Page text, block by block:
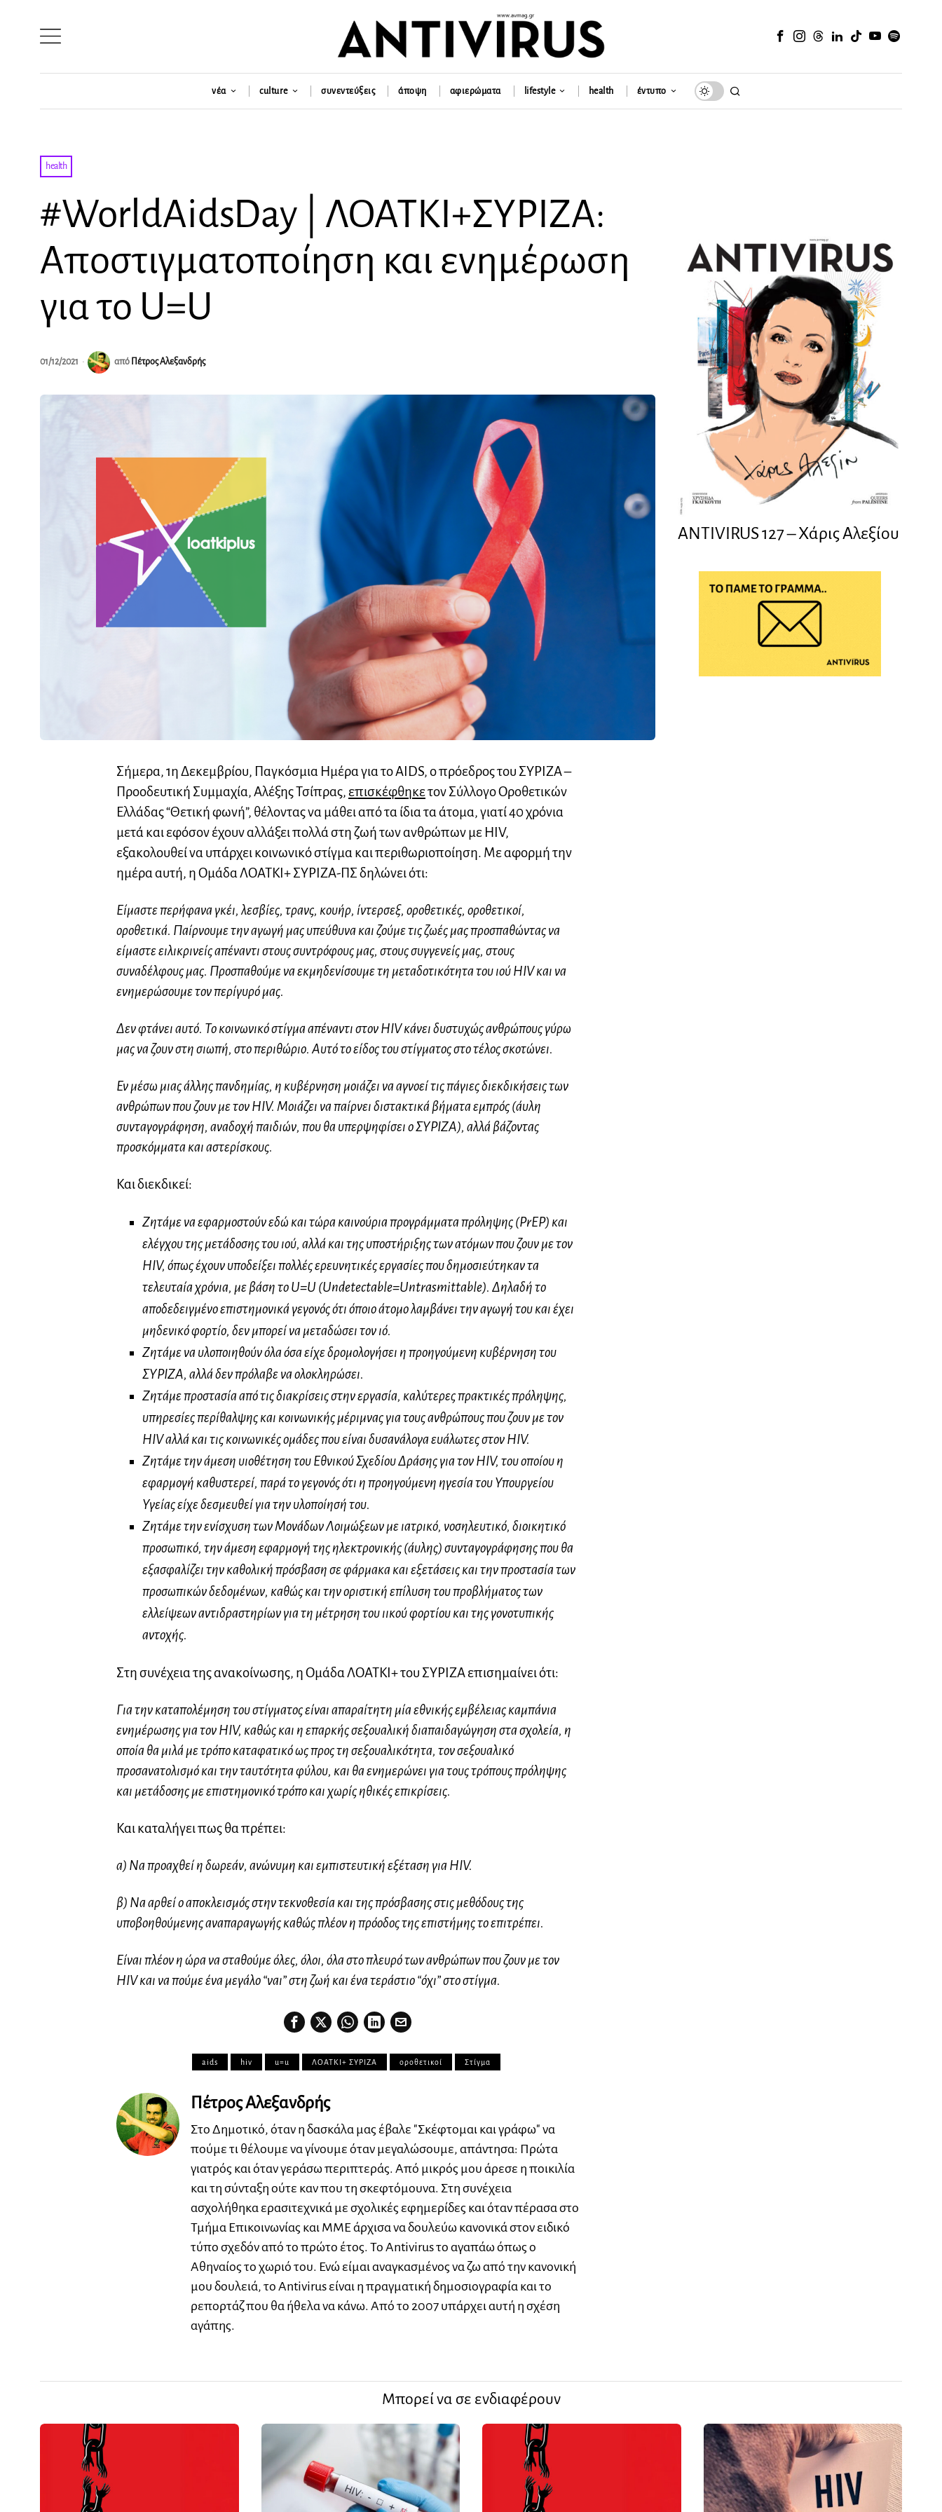
νέα culture συνεντεύξεις άποψη αφιερώματα lifestyle health έντυπο
health
#WorldAidsDay | ΛΟΑΤΚΙ+ΣΥΡΙΖΑ:
Αποστιγματοποίηση και ενημέρωση
για το U=U
01/12/2021 από Πέτρος Αλεξανδρής
Σήμερα, 1η Δεκεμβρίου, Παγκόσμια Ημέρα για το AIDS, ο πρόεδρος του ΣΥΡΙΖΑ –
Προοδευτική Συμμαχία, Αλέξης Τσίπρας, επισκέφθηκετον Σύλλογο Οροθετικών
Ελλάδας “Θετική φωνή”, θέλοντας να μάθει από τα ίδια τα άτομα, γιατί 40 χρόνια
μετά και εφόσον έχουν αλλάξει πολλά στη ζωή των ανθρώπων με HIV,
εξακολουθεί να υπάρχει κοινωνικό στίγμα και περιθωριοποίηση. Με αφορμή την
ημέρα αυτή, ηΟμάδα ΛΟΑΤΚΙ+ ΣΥΡΙΖΑ-ΠΣ δηλώνει ότι:
Είμαστε περήφανα γκέι, λεσβίες, τρανς, κουήρ, ίντερσεξ, οροθετικές, οροθετικοί,
οροθετικά. Παίρνουμε την αγωγή μας υπεύθυνα και ζούμε τις ζωές μας προσπαθώντας να
είμαστε ειλικρινείς απέναντι στους συντρόφους μας, στους συγγενείς μας, στους
συναδέλφους μας. Προσπαθούμε να εκμηδενίσουμε τη μεταδοτικότητα του ιού HIV και να
ενημερώσουμε τον περίγυρό μας.
Δεν φτάνει αυτό. Το κοινωνικό στίγμα απέναντι στον HIV κάνει δυστυχώς ανθρώπους γύρω
μας να ζουν στη σιωπή, στο περιθώριο. Αυτό το είδος του στίγματος στο τέλος σκοτώνει.
Εν μέσω μιας άλλης πανδημίας, η κυβέρνηση μοιάζει να αγνοεί τις πάγιες διεκδικήσεις των
ανθρώπων που ζουν με τον HIV. Μοιάζει να παίρνει διστακτικά βήματα εμπρός (άυλη
συνταγογράφηση, αναδοχή παιδιών, που θα υπερψηφίσει ο ΣΥΡΙΖΑ), αλλά βάζοντας
προσκόμματα και αστερίσκους.
Και διεκδικεί:
Ζητάμε να εφαρμοστούν εδώ και τώρα καινούρια προγράμματα πρόληψης (PrEP) και
ελέγχου της μετάδοσης του ιού, αλλά και της υποστήριξης των ατόμων που ζουν με τον
HIV, όπως έχουν υποδείξει πολλές ερευνητικές εργασίες που δημοσιεύτηκαν τα
τελευταία χρόνια, με βάση το U=U (Undetectable=Untrasmittable). Δηλαδή το
αποδεδειγμένο επιστημονικά γεγονός ότι όποιο άτομο λαμβάνει την αγωγή του και έχει
μηδενικό φορτίο, δεν μπορεί να μεταδώσει τον ιό.
Ζητάμε να υλοποιηθούν όλα όσα είχε δρομολογήσει η προηγούμενη κυβέρνηση του
ΣΥΡΙΖΑ, αλλά δεν πρόλαβε να ολοκληρώσει.
Ζητάμε προστασία από τις διακρίσεις στην εργασία, καλύτερες πρακτικές πρόληψης,
υπηρεσίες περίθαλψης και κοινωνικής μέριμνας για τους ανθρώπους που ζουν με τον
HIV αλλά και τις κοινωνικές ομάδες που είναι δυσανάλογα ευάλωτες στον ΗIV.
Ζητάμε την άμεση υιοθέτηση του Εθνικού Σχεδίου Δράσης για τον ΗΙV, του οποίου η
εφαρμογή καθυστερεί, παρά το γεγονός ότι η προηγούμενη ηγεσία του Υπουργείου
Υγείας είχε δεσμευθεί για την υλοποίησή του.
Ζητάμε την ενίσχυση των Μονάδων Λοιμώξεων με ιατρικό, νοσηλευτικό, διοικητικό
προσωπικό, την άμεση εφαρμογή της ηλεκτρονικής (άυλης) συνταγογράφησης που θα
εξασφαλίζει την καθολική πρόσβαση σε φάρμακα και εξετάσεις και την προστασία των
προσωπικών δεδομένων, καθώς και την οριστική επίλυση του προβλήματος των
ελλείψεων αντιδραστηρίων για τη μέτρηση του ιικού φορτίου και της γονοτυπικής
αντοχής.
Στη συνέχεια της ανακοίνωσης, η Ομάδα ΛΟΑΤΚΙ+ του ΣΥΡΙΖΑ επισημαίνει ότι:
Για την καταπολέμηση του στίγματος είναι απαραίτητη μία εθνικής εμβέλειας καμπάνια
ενημέρωσης για τον HIV, καθώς και η επαρκής σεξουαλική διαπαιδαγώγηση στα σχολεία, η
οποία θα μιλά με τρόπο καταφατικό ως προς τη σεξουαλικότητα, τον σεξουαλικό
προσανατολισμό και την ταυτότητα φύλου, και θα ενημερώνει για τους τρόπους πρόληψης
και μετάδοσης με επιστημονικό τρόπο και χωρίς ηθικές επικρίσεις.
Και καταλήγει πωςθα πρέπει:
α) Να προαχθεί η δωρεάν, ανώνυμη και εμπιστευτική εξέταση για HIV.
β) Να αρθεί ο αποκλεισμός στην τεκνοθεσία και της πρόσβασης στις μεθόδους της
υποβοηθούμενης αναπαραγωγής καθώς πλέον η πρόοδος της επιστήμης το επιτρέπει.
Είναι πλέον η ώρα να σταθούμε όλες, όλοι, όλα στο πλευρό των ανθρώπων που ζουν με τον
HIV και να πούμε ένα μεγάλο “ναι” στη ζωή και ένα τεράστιο “όχι” στο στίγμα.
aids hiv u=u ΛΟΑΤΚΙ+ ΣΥΡΙΖΑ οροθετικοί Στίγμα
Πέτρος Αλεξανδρής
Στο Δημοτικό, όταν η δασκάλα μας έβαλε "Σκέφτομαι και γράφω" να
πούμε τι θέλουμε να γίνουμε όταν μεγαλώσουμε, απάντησα: Πρώτα
γιατρός και όταν γεράσω περιπτεράς. Από μικρός μου άρεσε η ποικιλία
και τη σύνταξη ούτε καν που τη σκεφτόμουνα. Στη συνέχεια
ασχολήθηκα ερασιτεχνικά με σχολικές εφημερίδες και όταν πέρασα στο
Τμήμα Επικοινωνίας και ΜΜΕ άρχισα να δουλεύω κανονικά στον ειδικό
τύπο σχεδόν από το πρώτο έτος. Το Αntivirus το αγαπάω όπως ο
Αθηναίος το χωριό του. Ενώ είμαι αναγκασμένος να ζω από την κανονική
μου δουλειά, το Antivirus είναι η πραγματική δημοσιογραφία και το
ρεπορτάζ που θα ήθελα να κάνω. Από το 2007 υπάρχει αυτή η σχέση
αγάπης.
ANTIVIRUS 127 – Xάρις Αλεξίου
Μπορεί να σε ενδιαφέρουν